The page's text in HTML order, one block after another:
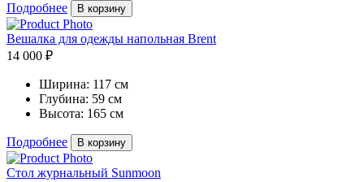
Подробнее В корзину
Вешалка для одежды напольная Brent
14 000 ₽
Ширина: 117 см
Глубина: 59 см
Высота: 165 см
Подробнее В корзину
Стол журнальный Sunmoon